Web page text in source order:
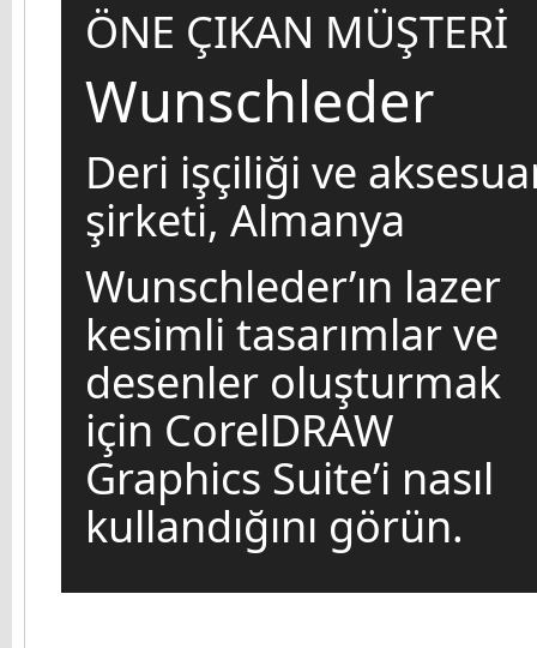
ÖNE ÇIKAN MÜŞTERİ
Wunschleder
Deri işçiliği ve
şirketi, Almanya
Wunschleder’ın lazer
kesimli tasarımlar ve
desenler oluşturmak
için CorelDRAW
Graphics Suite’i nasıl
kullandığını görün.